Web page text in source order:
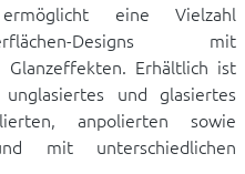
eine Vielzahl
Designs mit
Glanzeffekten. Erhältlich ist
und glasiertes
anpolierten sowie
mit unterschiedlichen